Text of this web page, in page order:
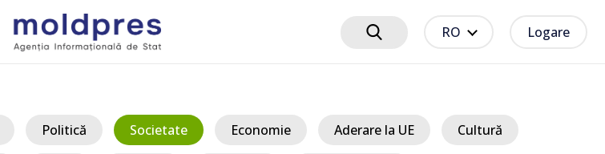
RO Logare
Politică Societate Economie Aderare la UE Cultură